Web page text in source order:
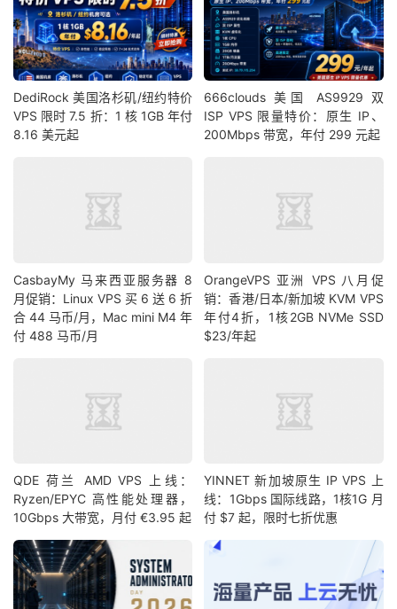
DediRock 美国洛杉矶/纽约特价
VPS 限时 7.5 折：1 核 1GB 年付
8.16 美元起
666clouds 美国 AS9929 双
ISP VPS 限量特价：原生 IP、
200Mbps 带宽，年付 299 元起
CasbayMy 马来西亚服务器 8
月促销：Linux VPS 买 6 送 6 折
合 44 马币/月，Mac mini M4 年
付 488 马币/月
OrangeVPS 亚洲 VPS 八月促
销：香港/日本/新加坡 KVM VPS
年付4折，1核2GB NVMe SSD
$23/年起
QDE 荷兰 AMD VPS 上线：
Ryzen/EPYC 高性能处理器，
10Gbps 大带宽，月付 €3.95 起
YINNET 新加坡原生 IP VPS 上
线：1Gbps 国际线路，1核1G 月
付 $7 起，限时七折优惠